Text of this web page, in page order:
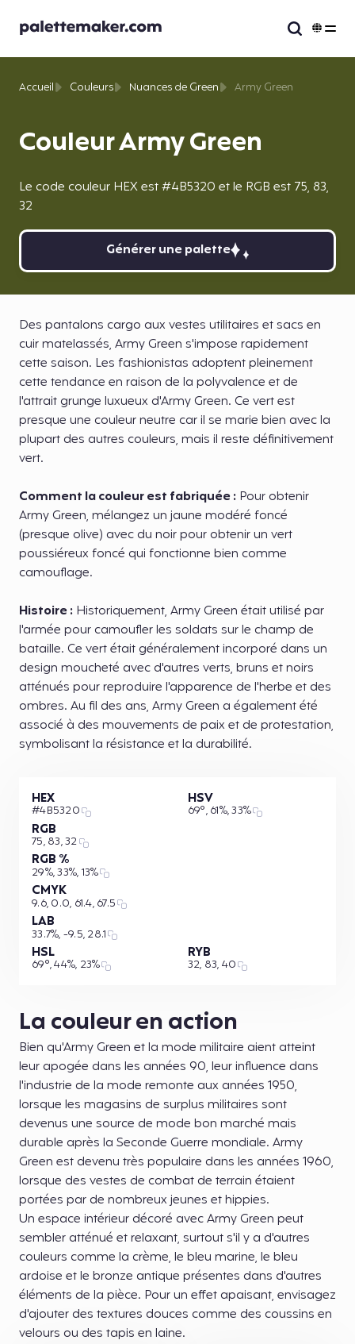
Couleur Army Green
Le code couleur HEX est #4B5320 et le RGB est 75, 83,
32
Accueil Couleurs Nuances de Green Army Green
Générer une palette
Des pantalons cargo aux vestes utilitaires et sacs en
cuir matelassés, Army Green s'impose rapidement
cette saison. Les fashionistas adoptent pleinement
cette tendance en raison de la polyvalence et de
l'attrait grunge luxueux d'Army Green. Ce vert est
presque une couleur neutre car il se marie bien avec la
plupart des autres couleurs, mais il reste définitivement
vert.
Comment la couleur est fabriquée : Pour obtenir
Army Green, mélangez un jaune modéré foncé
(presque olive) avec du noir pour obtenir un vert
poussiéreux foncé qui fonctionne bien comme
camouflage.
Histoire : Historiquement, Army Green était utilisé par
l'armée pour camoufler les soldats sur le champ de
bataille. Ce vert était généralement incorporé dans un
design moucheté avec d'autres verts, bruns et noirs
atténués pour reproduire l'apparence de l'herbe et des
ombres. Au fil des ans, Army Green a également été
associé à des mouvements de paix et de protestation,
symbolisant la résistance et la durabilité.
La couleur en action
Bien qu'Army Green et la mode militaire aient atteint
leur apogée dans les années 90, leur influence dans
l'industrie de la mode remonte aux années 1950,
lorsque les magasins de surplus militaires sont
devenus une source de mode bon marché mais
durable après la Seconde Guerre mondiale. Army
Green est devenu très populaire dans les années 1960,
lorsque des vestes de combat de terrain étaient
portées par de nombreux jeunes et hippies.
Un espace intérieur décoré avec Army Green peut
sembler atténué et relaxant, surtout s'il y a d'autres
couleurs comme la crème, le bleu marine, le bleu
ardoise et le bronze antique présentes dans d'autres
éléments de la pièce. Pour un effet apaisant, envisagez
d'ajouter des textures douces comme des coussins en
velours ou des tapis en laine.
HEX
#4B5320
RGB
75, 83, 32
RGB %
29%, 33%, 13%
CMYK
9.6, 0.0, 61.4, 67.5
LAB
33.7%, -9.5, 28.1
HSL
69°, 44%, 23%
HSV
69°, 61%, 33%
RYB
32, 83, 40